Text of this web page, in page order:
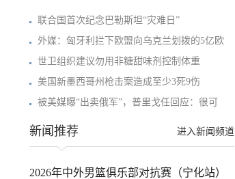
联合国首次纪念巴勒斯坦“灾难日”
外媒：匈牙利拦下欧盟向乌克兰划拨的5亿欧
世卫组织建议勿用非糖甜味剂控制体重
美国新墨西哥州枪击案造成至少3死9伤
被美媒曝“出卖俄军”，普里戈任回应：很可
进入新闻频道
新闻推荐
2026年中外男篮俱乐部对抗赛（宁化站）